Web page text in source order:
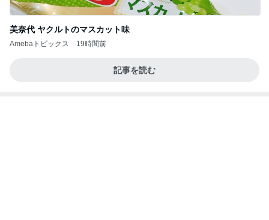
美奈代 ヤクルトのマスカット味
Amebaトピックス 19時間前
記事を読む